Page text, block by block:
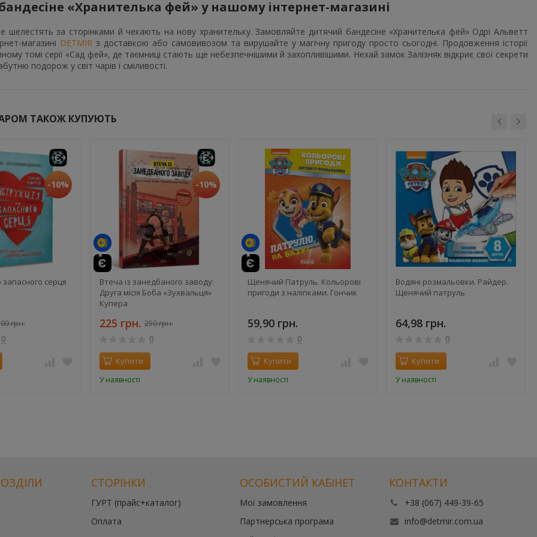
«Хранителька фей» у нашому інтернет-магазині
шелестять за сторінками й чекають на нову хранительку. Замовляйте дитячий бандесіне «Хранителька фей» Одрі Альветт
магазині DETMIR з доставкою або самовивозом та вирушайте у магічну пригоду просто сьогодні. Продовження історії
томі серії «Сад фей», де таємниці стають ще небезпечнішими й захопливішими. Нехай замок Залізняк відкриє свої секрети
подорож у світ чарів і сміливості.
ТАКОЖ КУПУЮТЬ
-10%
запасного серця
грн.
0
-10%
Втеча із занедбаного заводу:
Друга місія Боба «Зухвальця»
Купера
225 грн. 250 грн.
0
Купити
У наявності
Щенячий Патруль. Кольорові
пригоди з наліпками. Гончик
59,90 грн.
0
Купити
У наявності
Водяні розмальовки. Райдер.
Щенячий патруль
64,98 грн.
0
Купити
У наявності
СТОРІНКИ
ГУРТ (прайс+каталог)
Оплата
ОСОБИСТИЙ КАБІНЕТ
Мої замовлення
Партнерська програма
КОНТАКТИ
+38 (067) 449-39-65
info@detmir.com.ua